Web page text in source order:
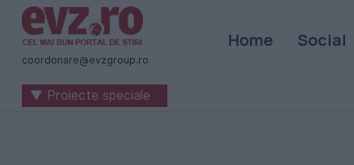
Știri
naționale
internaționale
România
coordonare@evzgroup.ro
Home Social
▼ Proiecte speciale